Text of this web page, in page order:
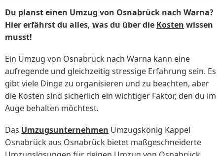
Du planst einen Umzug von Osnabrück nach Warna?
Hier erfährst du alles, was du über die Kosten wissen
musst!
Ein Umzug von Osnabrück nach Warna kann eine
aufregende und gleichzeitig stressige Erfahrung sein. Es
gibt viele Dinge zu organisieren und zu beachten, aber
die Kosten sind sicherlich ein wichtiger Faktor, den du im
Auge behalten möchtest.
Das Umzugsunternehmen Umzugskönig Kappel
Osnabrück aus Osnabrück bietet maßgeschneiderte